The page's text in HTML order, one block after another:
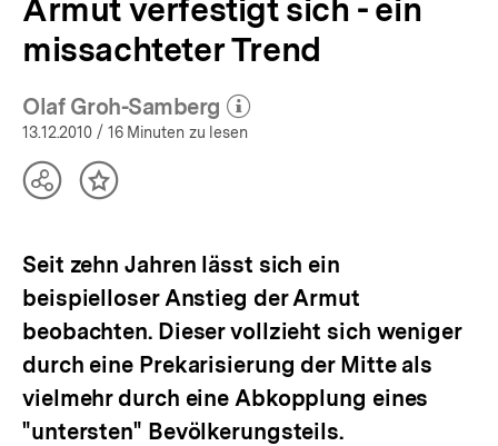
Armut verfestigt sich - ein
missachteter Trend
Olaf Groh-Samberg
(Mehr zum Autor)
öffnen
13.12.2010 / 16 Minuten zu lesen
TeilenInhalt
Seit zehn Jahren lässt sich ein
beispielloser Anstieg der Armut
beobachten. Dieser vollzieht sich weniger
durch eine Prekarisierung der Mitte als
vielmehr durch eine Abkopplung eines
"untersten" Bevölkerungsteils.